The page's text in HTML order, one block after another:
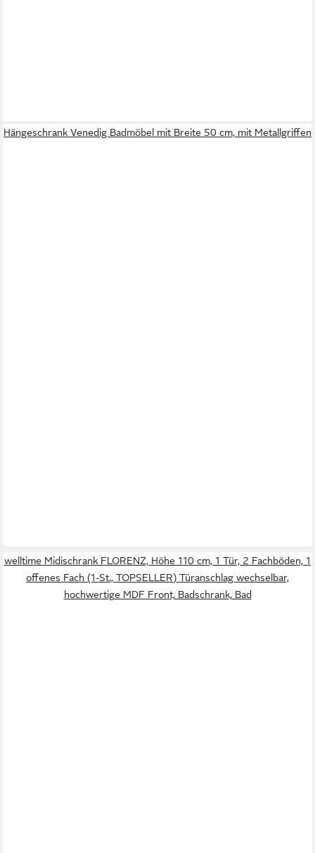
Hängeschrank Venedig Badmöbel mit Breite 50 cm, mit Metallgriffen
welltime Midischrank FLORENZ, Höhe 110 cm, 1 Tür, 2 Fachböden, 1
offenes Fach (1-St., TOPSELLER) Türanschlag wechselbar,
hochwertige MDF Front, Badschrank, Bad